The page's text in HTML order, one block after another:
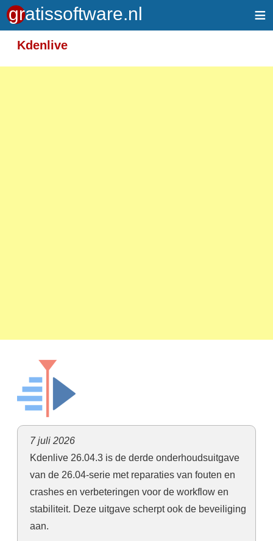
≡
Kdenlive
7 juli 2026
Kdenlive 26.04.3 is de derde onderhoudsuitgave
van de 26.04-serie met reparaties van fouten en
crashes en verbeteringen voor de workflow en
stabiliteit. Deze uitgave scherpt ook de beveiliging
aan.